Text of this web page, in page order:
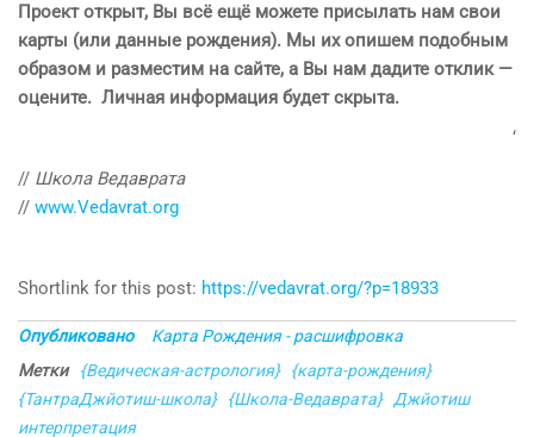
Проект открыт, Вы всё ещё можете присылать нам свои
карты (или данные рождения). Мы их опишем подобным
образом и разместим на сайте, а Вы нам дадите отклик —
оцените. Личная информация будет скрыта.
‘
// Школа Ведаврата
// www.Vedavrat.org
Shortlink for this post: https://vedavrat.org/?p=18933
Опубликовано
Карта Рождения - расшифровка
Метки
{Ведическая-астрология}
{карта-рождения}
{ТантраДжйотиш-школа}
{Школа-Ведаврата}
Джйотиш
интерпретация